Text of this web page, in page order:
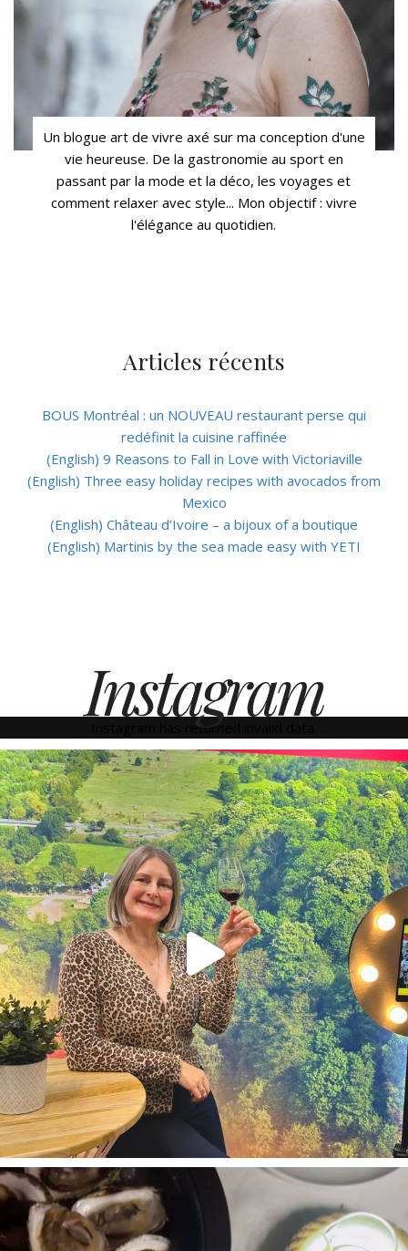
Un blogue art de vivre axé sur ma conception d'une
vie heureuse. De la gastronomie au sport en
passant par la mode et la déco, les voyages et
comment relaxer avec style... Mon objectif : vivre
l'élégance au quotidien.
Articles récents
BOUS Montréal : un NOUVEAU restaurant perse qui
redéfinit la cuisine raffinée
(English) 9 Reasons to Fall in Love with Victoriaville
(English) Three easy holiday recipes with avocados from
Mexico
(English) Château d’Ivoire – a bijoux of a boutique
(English) Martinis by the sea made easy with YETI
Instagram
Instagram has returned invalid data.